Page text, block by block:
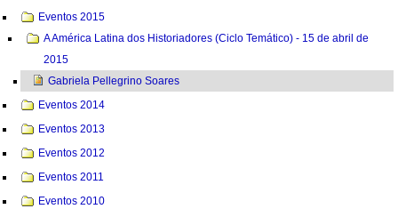
Eventos 2015
A América Latina dos Historiadores (Ciclo Temático) - 15 de abril de
2015
Gabriela Pellegrino Soares
Eventos 2014
Eventos 2013
Eventos 2012
Eventos 2011
Eventos 2010